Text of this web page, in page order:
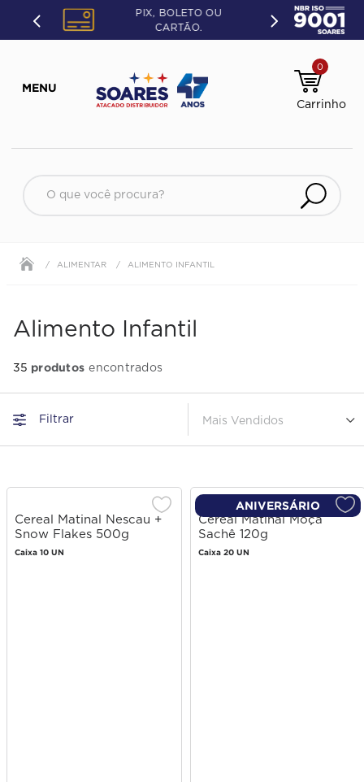
PIX, BOLETO OU
CARTÃO.
0
O que você procura?
ALIMENTAR ALIMENTO INFANTIL
Alimento Infantil
35 produtos
Filtrar Mais Vendidos
Cereal Matinal Nescau +
Snow Flakes 500g
Caixa 10 UN
ANIVERSÁRIO
Cereal Matinal Moça
Sachê 120g
Caixa 20 UN